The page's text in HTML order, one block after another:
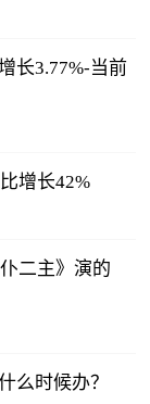
长3.77%-当前
增长42%
二主》演的
么时候办？